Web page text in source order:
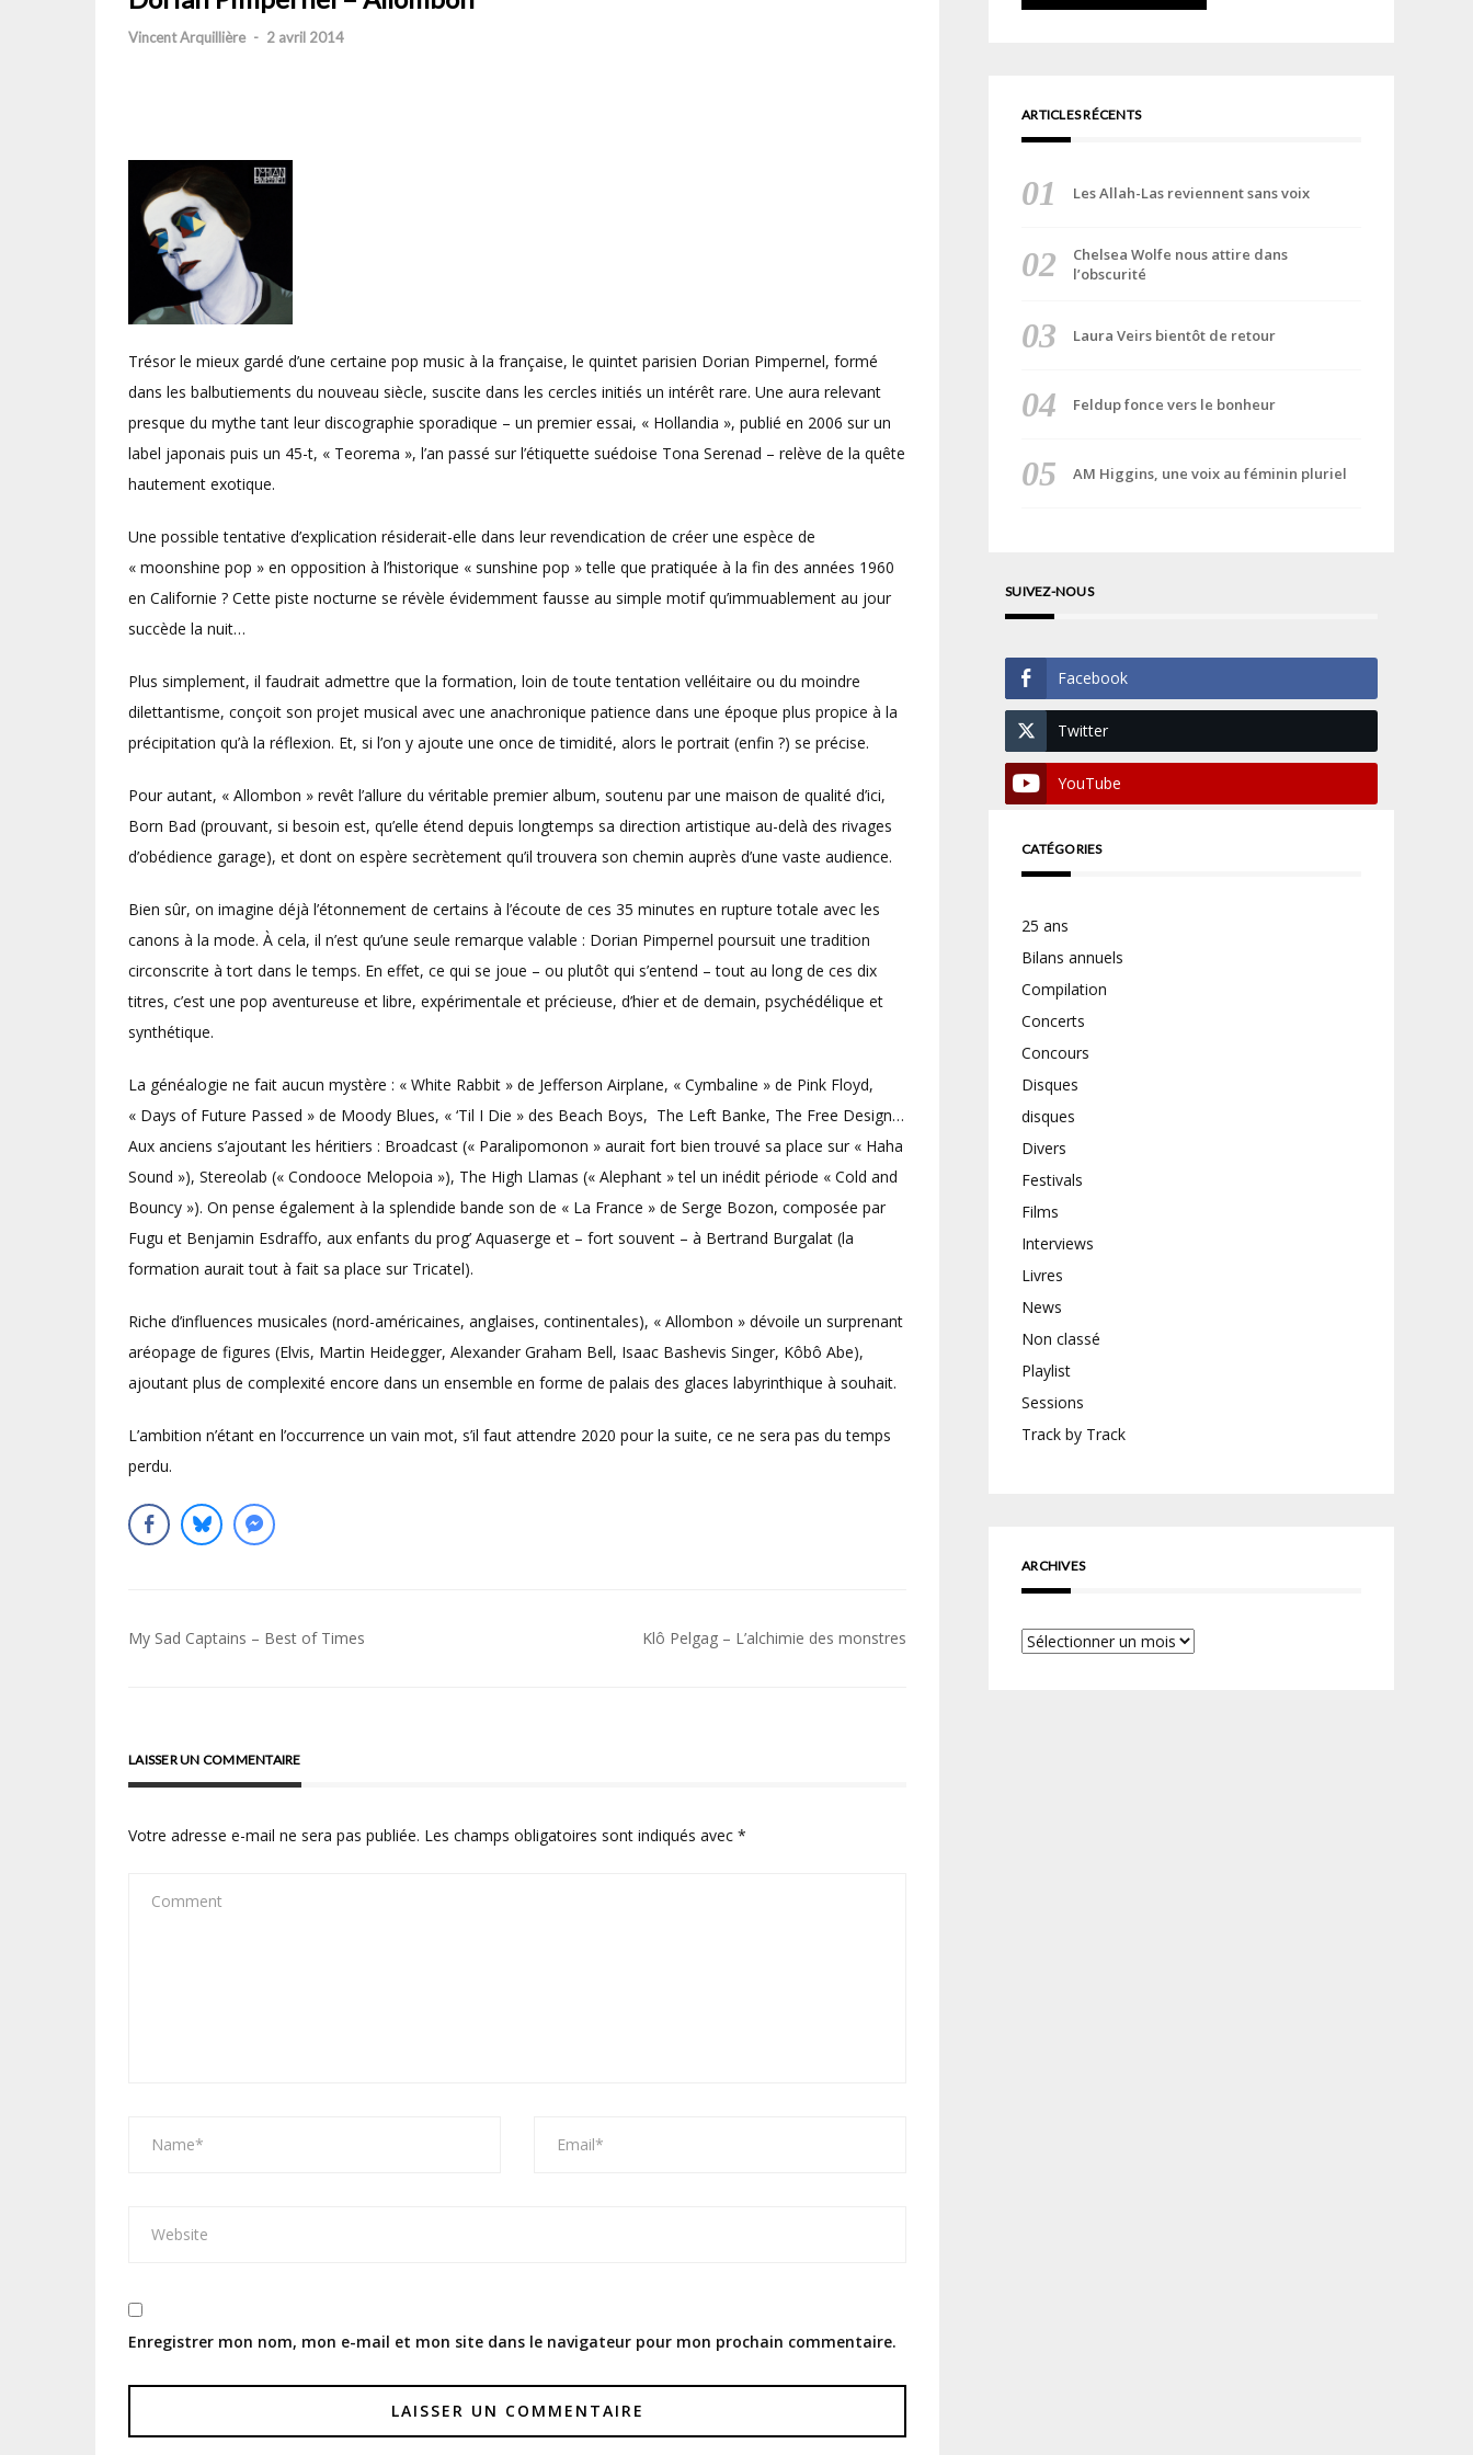
Vincent Arquillière - 2 avril 2014
Trésor le mieux gardé d’une certaine pop music à la française, le quintet parisien Dorian Pimpernel, formé
dans les balbutiements du nouveau siècle, suscite dans les cercles initiés un intérêt rare. Une aura relevant
presque du mythe tant leur discographie sporadique – un premier essai, « Hollandia », publié en 2006 sur un
label japonais puis un 45-t, « Teorema », l’an passé sur l’étiquette suédoise Tona Serenad – relève de la quête
hautement exotique.
Une possible tentative d’explication résiderait-elle dans leur revendication de créer une espèce de
« moonshine pop » en opposition à l’historique « sunshine pop » telle que pratiquée à la fin des années 1960
en Californie ? Cette piste nocturne se révèle évidemment fausse au simple motif qu’immuablement au jour
succède la nuit…
Plus simplement, il faudrait admettre que la formation, loin de toute tentation velléitaire ou du moindre
dilettantisme, conçoit son projet musical avec une anachronique patience dans une époque plus propice à la
précipitation qu’à la réflexion. Et, si l’on y ajoute une once de timidité, alors le portrait (enfin ?) se précise.
Pour autant, « Allombon » revêt l’allure du véritable premier album, soutenu par une maison de qualité d’ici,
Born Bad (prouvant, si besoin est, qu’elle étend depuis longtemps sa direction artistique au-delà des rivages
d’obédience garage), et dont on espère secrètement qu’il trouvera son chemin auprès d’une vaste audience.
Bien sûr, on imagine déjà l’étonnement de certains à l’écoute de ces 35 minutes en rupture totale avec les
canons à la mode. À cela, il n’est qu’une seule remarque valable : Dorian Pimpernel poursuit une tradition
circonscrite à tort dans le temps. En effet, ce qui se joue – ou plutôt qui s’entend – tout au long de ces dix
titres, c’est une pop aventureuse et libre, expérimentale et précieuse, d’hier et de demain, psychédélique et
synthétique.
La généalogie ne fait aucun mystère : « White Rabbit » de Jefferson Airplane, « Cymbaline » de Pink Floyd,
« Days of Future Passed » de Moody Blues, « ‘Til I Die » des Beach Boys, The Left Banke, The Free Design…
Aux anciens s’ajoutant les héritiers : Broadcast (« Paralipomonon » aurait fort bien trouvé sa place sur « Haha
Sound »), Stereolab (« Condooce Melopoia »), The High Llamas (« Alephant » tel un inédit période « Cold and
Bouncy »). On pense également à la splendide bande son de « La France » de Serge Bozon, composée par
Fugu et Benjamin Esdraffo, aux enfants du prog’ Aquaserge et – fort souvent – à Bertrand Burgalat (la
formation aurait tout à fait sa place sur Tricatel).
Riche d’influences musicales (nord-américaines, anglaises, continentales), « Allombon » dévoile un surprenant
aréopage de figures (Elvis, Martin Heidegger, Alexander Graham Bell, Isaac Bashevis Singer, Kôbô Abe),
ajoutant plus de complexité encore dans un ensemble en forme de palais des glaces labyrinthique à souhait.
L’ambition n’étant en l’occurrence un vain mot, s’il faut attendre 2020 pour la suite, ce ne sera pas du temps
perdu.
Navigation
My Sad Captains – Best of Times Klô Pelgag – L’alchimie des monstres
LAISSER UN COMMENTAIRE
Votre adresse e-mail ne sera pas publiée. Les champs obligatoires sont indiqués avec *
Enregistrer mon nom, mon e-mail et mon site dans le navigateur pour mon prochain commentaire.
ARTICLES RÉCENTS
Les Allah-Las reviennent sans voix
Chelsea Wolfe nous attire dans
l’obscurité
Laura Veirs bientôt de retour
Feldup fonce vers le bonheur
AM Higgins, une voix au féminin pluriel
SUIVEZ-NOUS
Facebook
Twitter
YouTube
CATÉGORIES
25 ans
Bilans annuels
Compilation
Concerts
Concours
Disques
disques
Divers
Festivals
Films
Interviews
Livres
News
Non classé
Playlist
Sessions
Track by Track
ARCHIVES
Archives